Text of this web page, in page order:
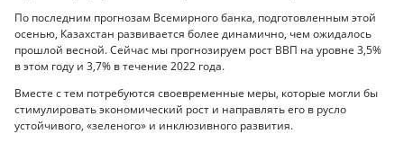
По последним прогнозам Всемирного банка, подготовленным этой
осенью, Казахстан развивается более динамично, чем ожидалось
прошлой весной. Сейчас мы прогнозируем рост ВВП на уровне 3,5%
в этом году и 3,7% в течение 2022 года.
Вместе с тем потребуются своевременные меры, которые могли бы
стимулировать экономический рост и направлять его в русло
устойчивого, «зеленого» и инклюзивного развития.